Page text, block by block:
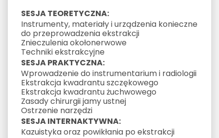
SESJA TEORETYCZNA:
Instrumenty, materiały i urządzenia konieczne
do przeprowadzenia ekstrakcji
Znieczulenia okołonerwowe
Techniki ekstrakcyjne
SESJA PRAKTYCZNA:
Wprowadzenie do instrumentarium i radiologii
Ekstrakcja kwadrantu szczękowego
Ekstrakcja kwadrantu żuchwowego
Zasady chirurgii jamy ustnej
Ostrzenie narzędzi
SESJA INTERNAKTYWNA:
Kazuistyka oraz powikłania po ekstrakcji